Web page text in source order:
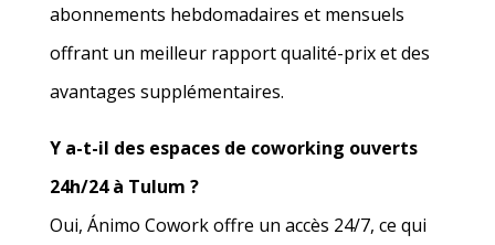
abonnements hebdomadaires et mensuels
offrant un meilleur rapport qualité-prix et des
avantages supplémentaires.
Y a-t-il des espaces de coworking ouverts
24h/24 à Tulum ?
Oui, Ánimo Cowork offre un accès 24/7, ce qui